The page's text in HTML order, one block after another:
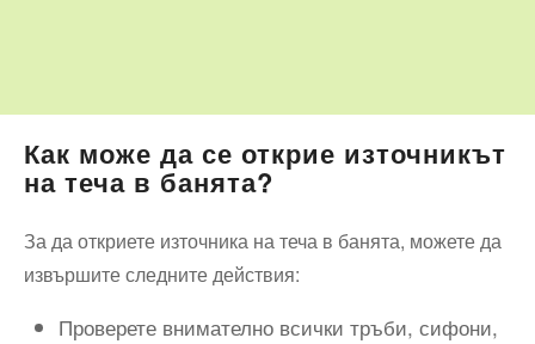
Как може да се открие източникът
на теча в банята?
За да откриете източника на теча в банята, можете да
извършите следните действия:
Проверете внимателно всички тръби, сифони,